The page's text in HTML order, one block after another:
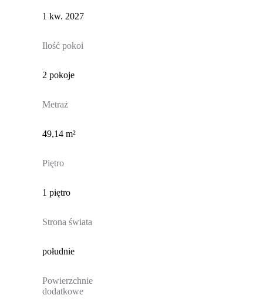
1 kw. 2027
Ilość pokoi
2 pokoje
Metraż
49,14 m²
Piętro
1 piętro
Strona świata
południe
Powierzchnie
dodatkowe